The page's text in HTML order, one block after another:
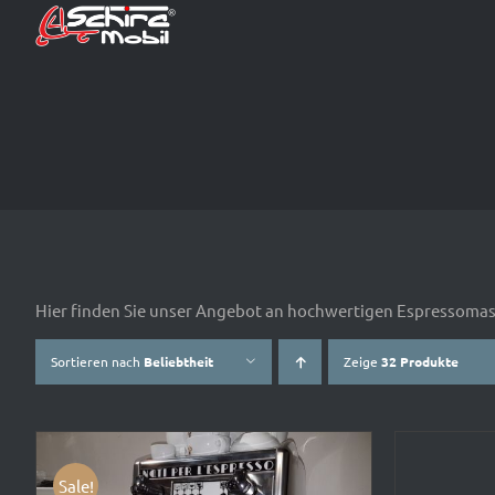
Inhalt
Hier finden Sie unser Angebot an hochwertigen
Sortieren nach Beliebtheit Zeige 32 Produkte
Sale!